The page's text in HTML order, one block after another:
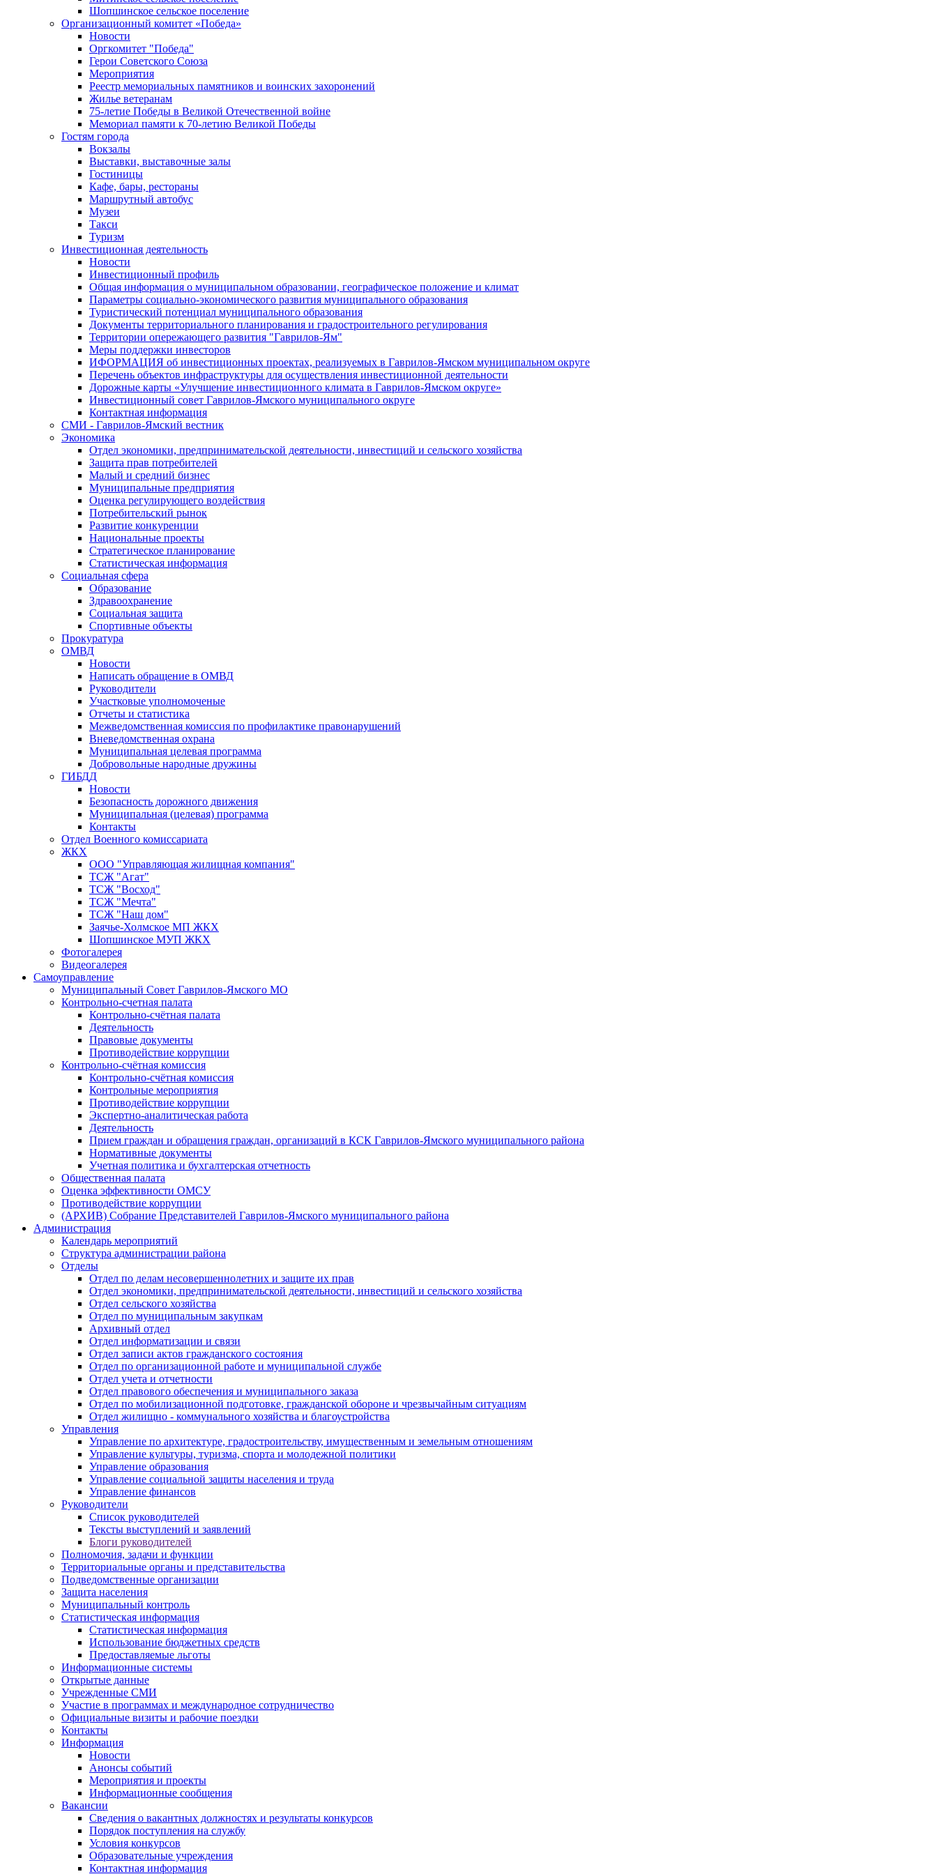
Шопшинское сельское поселение
Организационный комитет «Победа»
Новости
Оргкомитет "Победа"
Герои Советского Союза
Мероприятия
Реестр мемориальных памятников и воинских захоронений
Жилье ветеранам
75-летие Победы в Великой Отечественной войне
Мемориал памяти к 70-летию Великой Победы
Гостям города
Вокзалы
Выставки, выставочные залы
Гостиницы
Кафе, бары, рестораны
Маршрутный автобус
Музеи
Такси
Туризм
Инвестиционная деятельность
Новости
Инвестиционный профиль
Общая информация о муниципальном образовании, географическое положение и климат
Параметры социально-экономического развития муниципального образования
Туристический потенциал муниципального образования
Документы территориального планирования и градостроительного регулирования
Территории опережающего развития "Гаврилов-Ям"
Меры поддержки инвесторов
ИФОРМАЦИЯ об инвестиционных проектах, реализуемых в Гаврилов-Ямском муниципальном округе
Перечень объектов инфраструктуры для осуществления инвестиционной деятельности
Дорожные карты «Улучшение инвестиционного климата в Гаврилов-Ямском округе»
Инвестиционный совет Гаврилов-Ямского муниципального округе
Контактная информация
СМИ - Гаврилов-Ямский вестник
Экономика
Отдел экономики, предпринимательской деятельности, инвестиций и сельского хозяйства
Защита прав потребителей
Малый и средний бизнес
Муниципальные предприятия
Оценка регулирующего воздействия
Потребительский рынок
Развитие конкуренции
Национальные проекты
Стратегическое планирование
Статистическая информация
Социальная сфера
Образование
Здравоохранение
Социальная защита
Спортивные объекты
Прокуратура
ОМВД
Новости
Написать обращение в ОМВД
Руководители
Участковые уполномоченые
Отчеты и статистика
Межведомственная комиссия по профилактике правонарушений
Вневедомственная охрана
Муниципальная целевая программа
Добровольные народные дружины
ГИБДД
Новости
Безопасность дорожного движения
Муниципальная (целевая) программа
Контакты
Отдел Военного комиссариата
ЖКХ
ООО "Управляющая жилищная компания"
ТСЖ "Агат"
ТСЖ "Восход"
ТСЖ "Мечта"
ТСЖ "Наш дом"
Заячье-Холмское МП ЖКХ
Шопшинское МУП ЖКХ
Фотогалерея
Видеогалерея
Самоуправление
Муниципальный Совет Гаврилов-Ямского МО
Контрольно-счетная палата
Контрольно-счётная палата
Деятельность
Правовые документы
Противодействие коррупции
Контрольно-счётная комиссия
Контрольно-счётная комиссия
Контрольные мероприятия
Противодействие коррупции
Экспертно-аналитическая работа
Деятельность
Прием граждан и обращения граждан, организаций в КСК Гаврилов-Ямского муниципального района
Нормативные документы
Учетная политика и бухгалтерская отчетность
Общественная палата
Оценка эффективности ОМСУ
Противодействие коррупции
(АРХИВ) Собрание Представителей Гаврилов-Ямского муниципального района
Администрация
Календарь мероприятий
Структура администрации района
Отделы
Отдел по делам несовершеннолетних и защите их прав
Отдел экономики, предпринимательской деятельности, инвестиций и сельского хозяйства
Отдел сельского хозяйства
Отдел по муниципальным закупкам
Архивный отдел
Отдел информатизации и связи
Отдел записи актов гражданского состояния
Отдел по организационной работе и муниципальной службе
Отдел учета и отчетности
Отдел правового обеспечения и муниципального заказа
Отдел по мобилизационной подготовке, гражданской обороне и чрезвычайным ситуациям
Отдел жилищно - коммунального хозяйства и благоустройства
Управления
Управление по архитектуре, градостроительству, имущественным и земельным отношениям
Управление культуры, туризма, спорта и молодежной политики
Управление образования
Управление социальной защиты населения и труда
Управление финансов
Руководители
Список руководителей
Тексты выступлений и заявлений
Блоги руководителей
Полномочия, задачи и функции
Территориальные органы и представительства
Подведомственные организации
Защита населения
Муниципальный контроль
Статистическая информация
Статистическая информация
Использование бюджетных средств
Предоставляемые льготы
Информационные системы
Открытые данные
Учрежденные СМИ
Участие в программах и международное сотрудничество
Официальные визиты и рабочие поездки
Контакты
Информация
Новости
Анонсы событий
Мероприятия и проекты
Информационные сообщения
Вакансии
Сведения о вакантных должностях и результаты конкурсов
Порядок поступления на службу
Условия конкурсов
Образовательные учреждения
Контактная информация